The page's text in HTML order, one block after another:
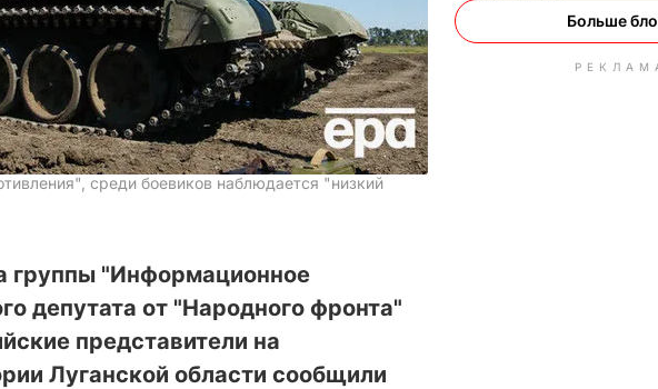
среди боевиков наблюдается "низкий
группы "Информационное
депутата от "Народного фронта"
представители на
Луганской области сообщили
Больше